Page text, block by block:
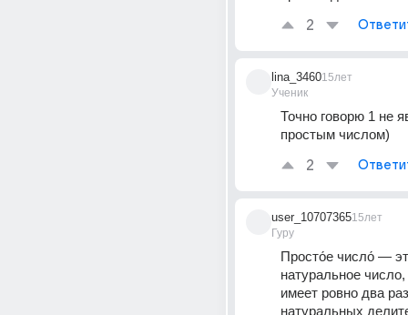
2
lina_3460
Ученик
15лет
Точно говорю 1 не
простым числом)
2
user_10707365
Гуру
15лет
Просто́е число́ —
натуральное число,
имеет ровно два
натуральных